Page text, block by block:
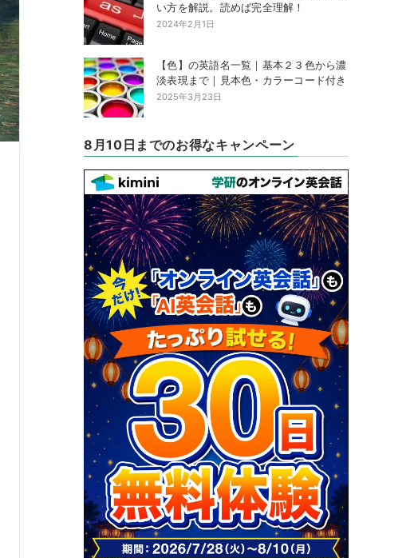
い方を解説。読めば完全理解！
2024年2月1日
【色】の英語名一覧｜基本２３色から濃
淡表現まで｜見本色・カラーコード付き
2025年3月23日
8月10日までのお得なキャンペーン